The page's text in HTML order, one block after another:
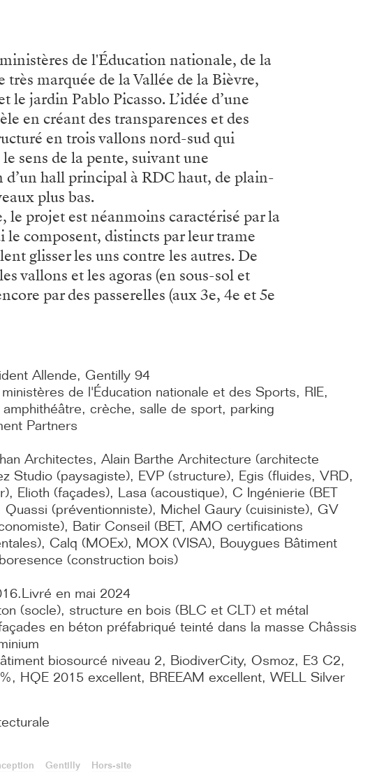
de l'Éducation nationale, de la
très marquée de la Vallée de la Bièvre,
jardin Pablo Picasso. L’idée d’une
en créant des transparences et des
en trois vallons nord-sud qui
sens de la pente, suivant une
hall principal à RDC haut, de plain-
plus bas.
projet est néanmoins caractérisé par la
le composent, distincts par leur trame
glisser les uns contre les autres. De
vallons et les agoras (en sous-sol et
par des passerelles (aux 3e, 4e et 5e
Allende, Gentilly 94
de l'Éducation nationale et des Sports, RIE,
crèche, salle de sport, parking
Partners
Architectes, Alain Barthe Architecture (architecte
Studio (paysagiste), EVP (structure), Egis (fluides, VRD,
Elioth (façades), Lasa (acoustique), C Ingénierie (BET
Quassi (préventionniste), Michel Gaury (cuisiniste), GV
Batir Conseil (BET, AMO certifications
Calq (MOEx), MOX (VISA), Bouygues Bâtiment
(construction bois)
en mai 2024
(socle), structure en bois (BLC et CLT) et métal
en béton préfabriqué teinté dans la masse Châssis
biosourcé niveau 2, BiodiverCity, Osmoz, E3 C2,
HQE 2015 excellent, BREEAM excellent, WELL Silver
Gentilly Hors-site